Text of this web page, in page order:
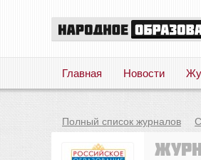
Главная Новости
Полный список журналов